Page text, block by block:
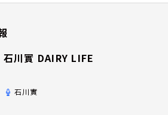
石川實 DAIRY LIFE
石川實